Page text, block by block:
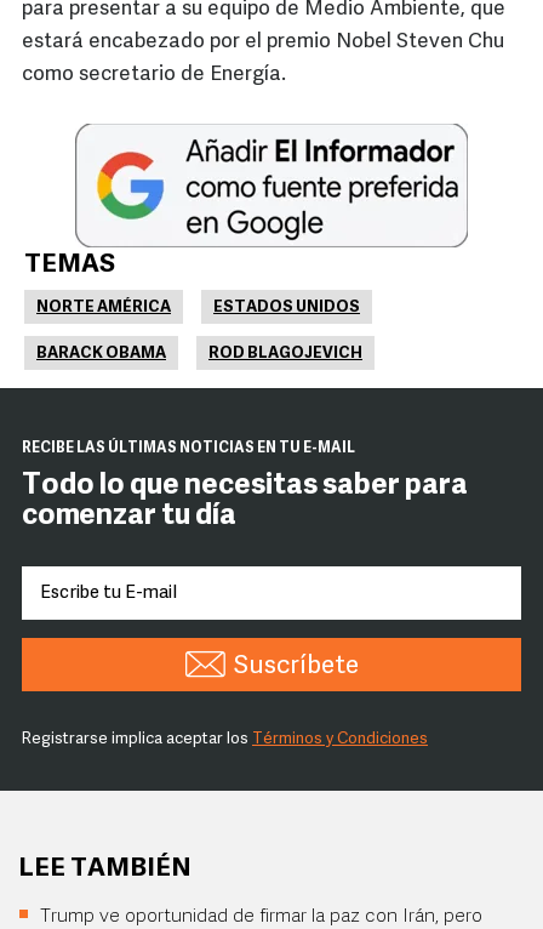
para presentar a su equipo de Medio Ambiente, que
estará encabezado por el premio Nobel Steven Chu
como secretario de Energía.
TEMAS
NORTE AMÉRICA ESTADOS UNIDOS
BARACK OBAMA ROD BLAGOJEVICH
RECIBE LAS ÚLTIMAS NOTICIAS EN TU E-MAIL
Todo lo que necesitas saber para
comenzar tu día
Suscríbete
Registrarse implica aceptar los Términos y Condiciones
LEE TAMBIÉN
Trump ve oportunidad de firmar la paz con Irán, pero